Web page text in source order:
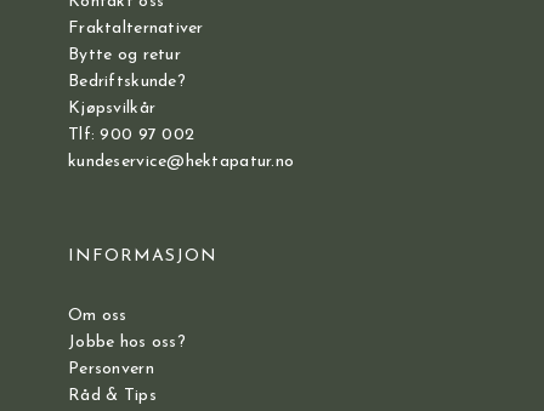
Fraktalternativer
Bytte og retur
Bedriftskunde?
Kjøpsvilkår
Tlf: 900 97 002
kundeservice@hektapatur.no
INFORMASJON
Om oss
Jobbe hos oss?
Personvern
Råd & Tips